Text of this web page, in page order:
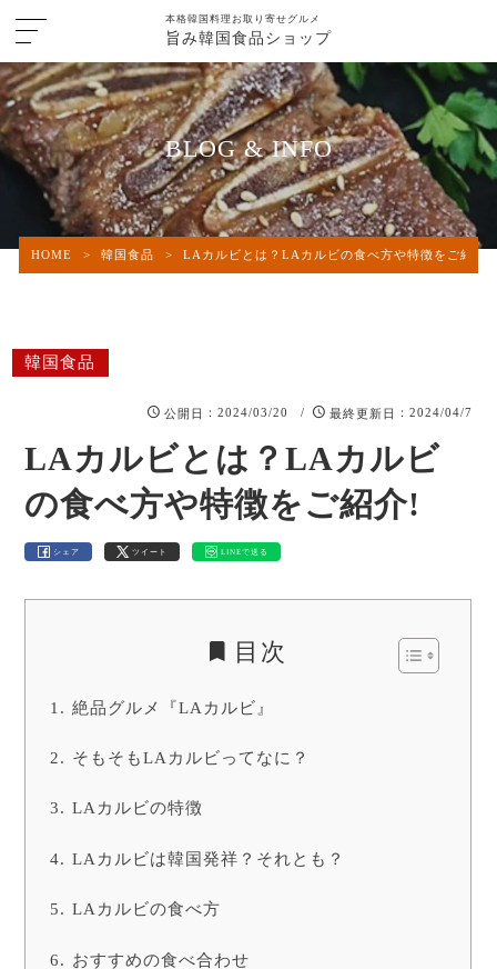
本格韓国料理お取り寄せグルメ
旨み韓国食品ショップ
BLOG & INFO
HOME > 韓国食品 > LAカルビとは？LAカルビの食べ方や特徴をご紹介!
韓国食品
公開日 ：2024/03/20 / 最終更新日 ：2024/04/7
LAカルビとは？LAカルビ
の食べ方や特徴をご紹介!
シェア ツイート LINEで送る
目次
絶品グルメ『LAカルビ』
そもそもLAカルビってなに？
LAカルビの特徴
LAカルビは韓国発祥？それとも？
LAカルビの食べ方
おすすめの食べ合わせ